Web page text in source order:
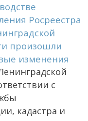
Росреестра
произошли
изменения
с
кадастра и